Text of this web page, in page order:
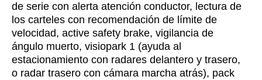
de serie con alerta atención conductor, lectura de
los carteles con recomendación de límite de
velocidad, active safety brake, vigilancia de
ángulo muerto, visiopark 1 (ayuda al
estacionamiento con radares delantero y trasero,
o radar trasero con cámara marcha atrás), pack